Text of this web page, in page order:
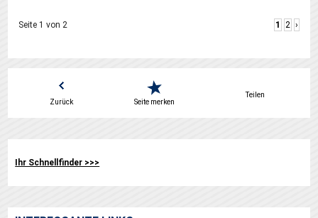
Seite 1 von 2 1 2 ›
Zurück Seite merken
Teilen
Ihr Schnellfinder >>>